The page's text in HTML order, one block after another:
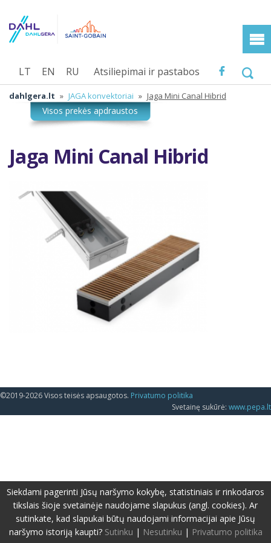
Atsiliepimai ir pastabos
LT EN RU
dahlgera.lt » JAGA konvektoriai » Jaga Mini Canal Hibrid
Jaga Mini Canal Hibrid
©2019-2026 Visos teisės apsaugotos. Privatumo politika
Svetainę sukūrė: www.pepa.lt
Siekdami pagerinti Jūsų naršymo kokybę, statistiniais ir rinkodaros
tikslais šioje svetainėje naudojame slapukus (angl. cookies). Ar
sutinkate, kad slapukai būtų naudojami informacijai apie Jūsų
naršymo istoriją kaupti? Sutinku | Nesutinku | Privatumo politika